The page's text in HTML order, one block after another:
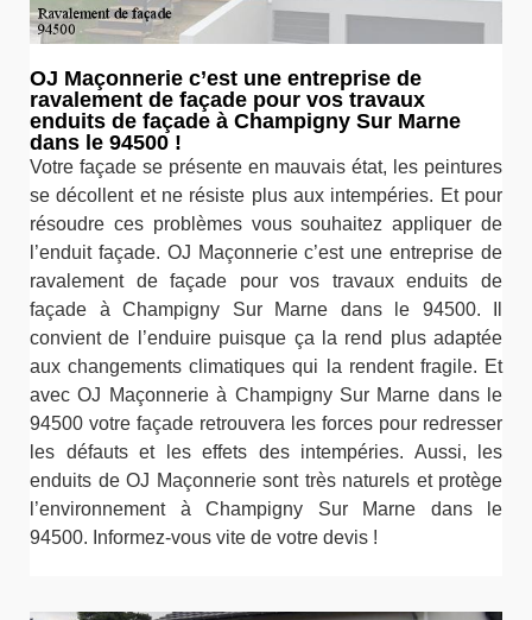
OJ Maçonnerie c’est une entreprise de
ravalement de façade pour vos travaux
enduits de façade à Champigny Sur Marne
dans le 94500 !
Votre façade se présente en mauvais état, les peintures
se décollent et ne résiste plus aux intempéries. Et pour
résoudre ces problèmes vous souhaitez appliquer de
l’enduit façade. OJ Maçonnerie c’est une entreprise de
ravalement de façade pour vos travaux enduits de
façade à Champigny Sur Marne dans le 94500. Il
convient de l’enduire puisque ça la rend plus adaptée
aux changements climatiques qui la rendent fragile. Et
avec OJ Maçonnerie à Champigny Sur Marne dans le
94500 votre façade retrouvera les forces pour redresser
les défauts et les effets des intempéries. Aussi, les
enduits de OJ Maçonnerie sont très naturels et protège
l’environnement à Champigny Sur Marne dans le
94500. Informez-vous vite de votre devis !